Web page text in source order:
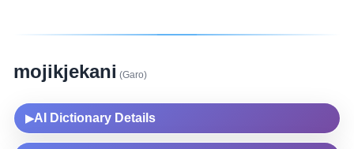
mojikjekani (Garo)
▶AI Dictionary Details